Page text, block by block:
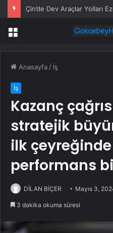
Menü
Anasayfa / İş
İş
Kazanç
stratejik
ilk
performans
DİLAN BİÇER Mayıs 3,
3 dakika okuma süresi